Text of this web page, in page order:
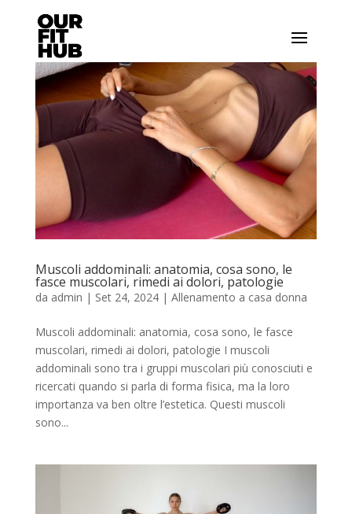
Muscoli addominali: anatomia, cosa sono, le
fasce muscolari, rimedi ai dolori, patologie
da admin | Set 24, 2024| Allenamento a casa donna
Muscoli addominali: anatomia, cosa sono, le fasce
muscolari, rimedi ai dolori, patologie I muscoli
addominali sono tra i gruppi muscolari più conosciuti e
ricercati quando si parla di forma fisica, ma la loro
importanza va ben oltre l’estetica. Questi muscoli
sono...